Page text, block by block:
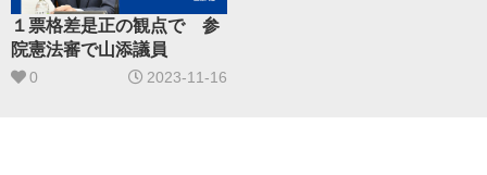
１票格差是正の観点で 参
院憲法審で山添議員
0 2023-11-16